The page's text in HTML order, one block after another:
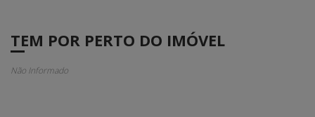
TEM POR PERTO DO IMÓVEL
Não Informado